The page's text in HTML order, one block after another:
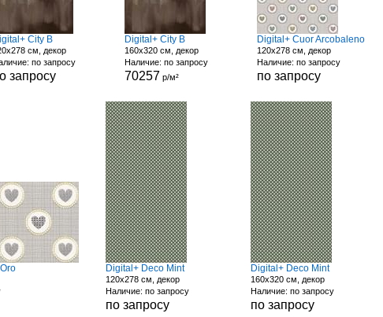
City B
см, декор
по запросу
запросу
Digital+ City B
160x320 см, декор
Наличие: по запросу
70257 р/м²
Digital+ Cuor Arcobaleno
120x278 см, декор
Наличие: по запросу
по запросу
Digital+ Deco Mint
120x278 см, декор
Наличие: по запросу
по запросу
Digital+ Deco Mint
160x320 см, декор
Наличие: по запросу
по запросу